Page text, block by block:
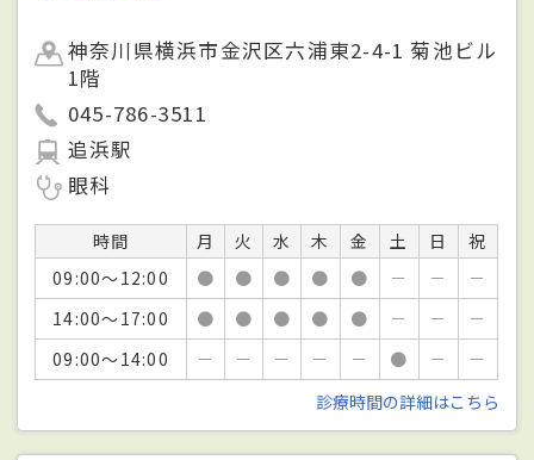
神奈川県横浜市金沢区六浦東2-4-1 菊池ビル
1階
045-786-3511
追浜駅
眼科
時間 月 火 水 木 金 土 日
祝
09:00～12:00
● ● ● ● ● － －
－
14:00～17:00
● ● ● ● ● － －
－
09:00～14:00
－ － － － － ● －
－
診療時間の詳細はこちら